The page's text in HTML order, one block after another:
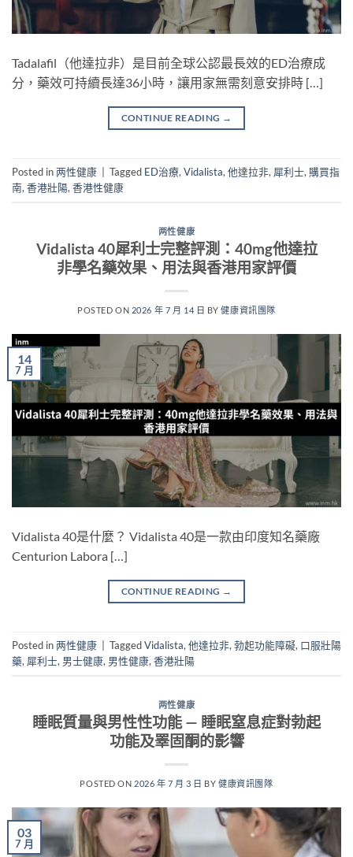
Tadalafil（他達拉非）是目前全球公認最長效的ED治療成
分，藥效可持續長達36小時，讓用家無需刻意安排時 […]
CONTINUE READING →
Posted in两性健康 Tagged ED治療, Vidalista, 他達拉非, 犀利士, 購買指
南, 香港壯陽, 香港性健康
两性健康
Vidalista 40犀利士完整評測：40mg他達拉
非學名藥效果、用法與香港用家評價
POSTED ON 2026 年 7 月 14 日 BY健康資訊團隊
14
7 月
Vidalista 40是什麼？ Vidalista 40是一款由印度知名藥廠
Centurion Labora […]
CONTINUE READING →
Posted in两性健康 TaggedVidalista, 他達拉非, 勃起功能障礙, 口服壯陽
藥, 犀利士, 男士健康, 男性健康, 香港壯陽
两性健康
睡眠質量與男性性功能 — 睡眠窒息症對勃起
功能及睪固酮的影響
POSTED ON 2026 年 7 月 3 日 BY健康資訊團隊
03
7 月